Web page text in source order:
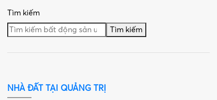
Tìm kiếm
Tìm kiếm
NHÀ ĐẤT TẠI QUẢNG TRỊ